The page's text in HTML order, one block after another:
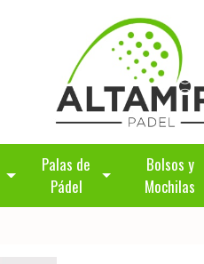
Palas de
Pádel
Bolsos y
Mochilas